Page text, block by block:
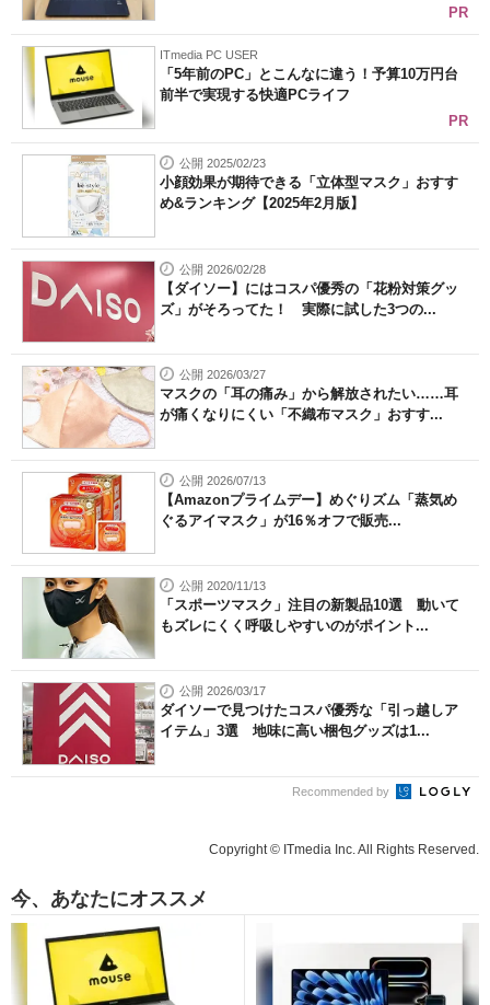
PR
ITmedia PC USER
「5年前のPC」とこんなに違う！予算10万円台
前半で実現する快適PCライフ
PR
公開 2025/02/23
小顔効果が期待できる「立体型マスク」おすす
め&ランキング【2025年2月版】
公開 2026/02/28
【ダイソー】にはコスパ優秀の「花粉対策グッ
ズ」がそろってた！ 実際に試した3つの...
公開 2026/03/27
マスクの「耳の痛み」から解放されたい……耳
が痛くなりにくい「不織布マスク」おすす...
公開 2026/07/13
【Amazonプライムデー】めぐりズム「蒸気め
ぐるアイマスク」が16％オフで販売...
公開 2020/11/13
「スポーツマスク」注目の新製品10選 動いて
もズレにくく呼吸しやすいのがポイント...
公開 2026/03/17
ダイソーで見つけたコスパ優秀な「引っ越しア
イテム」3選 地味に高い梱包グッズは1...
Recommended by
Copyright © ITmedia Inc. All Rights Reserved.
今、あなたにオススメ